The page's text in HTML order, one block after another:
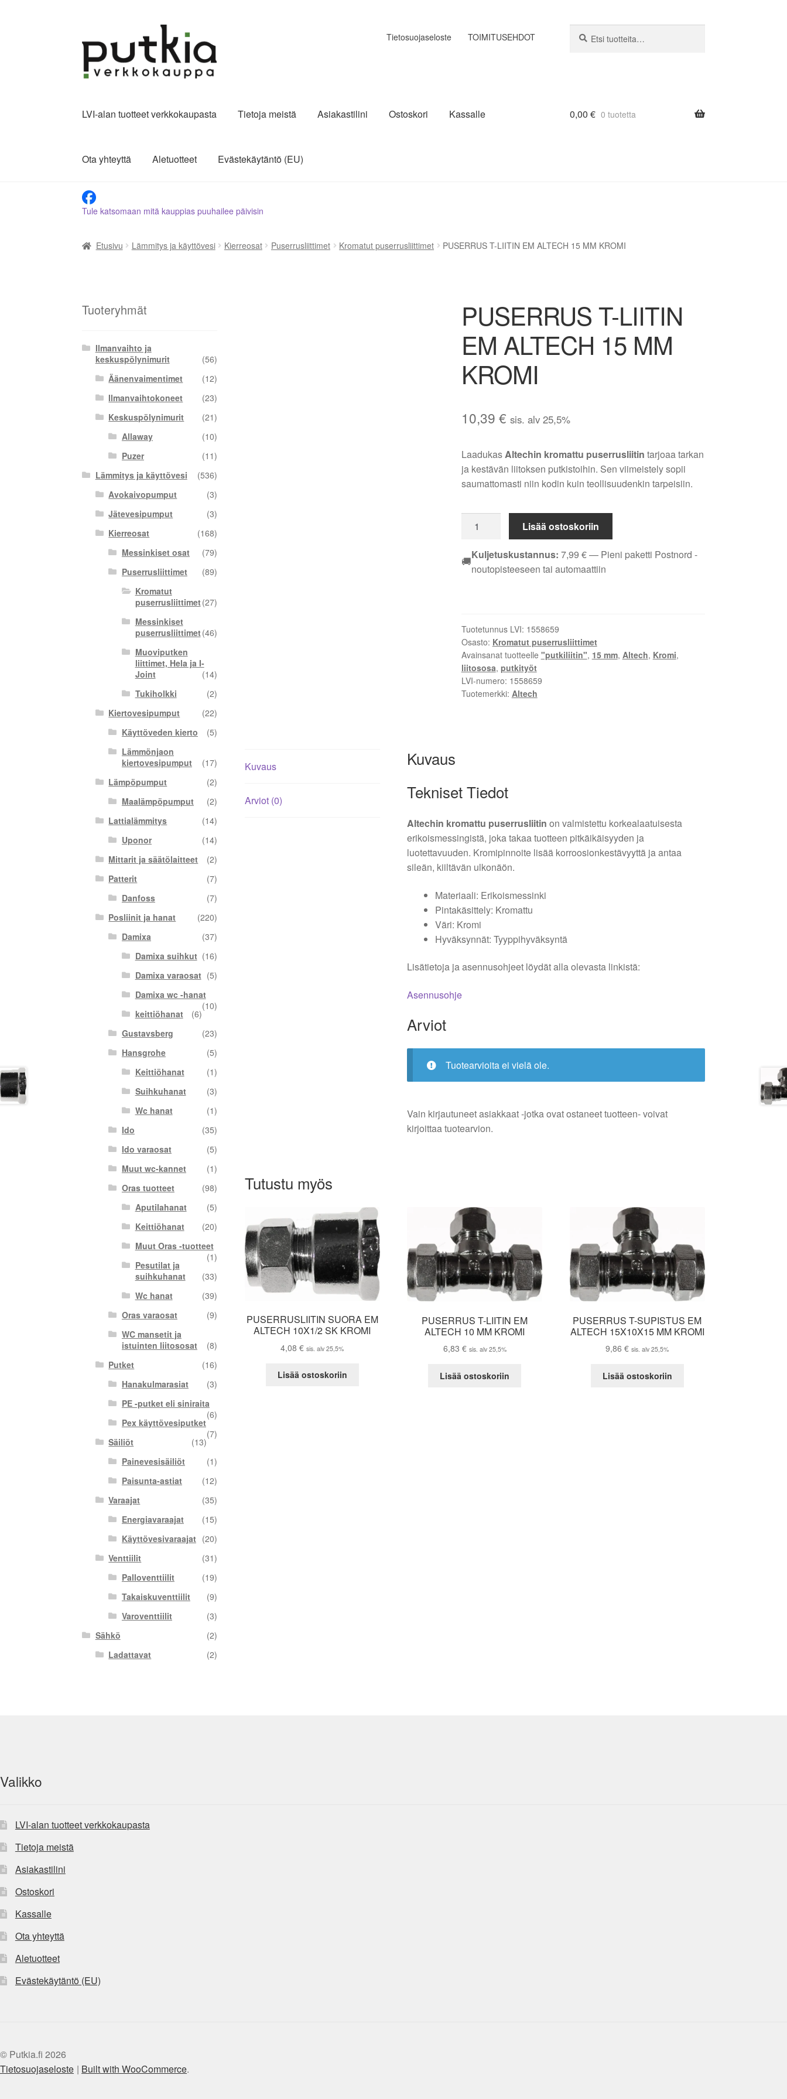
navigointiin
sisältöön
Tietosuojaseloste TOIMITUSEHDOT
LVI-alan tuotteet verkkokaupasta Tietoja meistä Asiakastilini Ostoskori Kassalle
Ota yhteyttä Aletuotteet Evästekäytäntö (EU)
0,00 € 0 tuotetta
Tule katsomaan mitä kauppias puuhailee päivisin
Etusivu Lämmitys ja käyttövesi Kierreosat Puserrusliittimet Kromatut puserrusliittimet PUSERRUS T-LIITIN EM ALTECH 15 MM KROMI
PUSERRUS T-LIITIN
EM ALTECH 15 MM
KROMI
10,39 € sis. alv 25,5%
LaadukasAltechin kromattu puserrusliitin tarjoaa tarkan
ja kestävän liitoksen putkistoihin. Sen viimeistely sopii
saumattomasti niin kodin kuin teollisuudenkin tarpeisiin.
LIITIN
EM
ALTECH
määrä
Lisää ostoskoriin
🚚Kuljetuskustannus: 7,99 €— Pieni paketti Postnord -
noutopisteeseen tai automaattiin
Tuotetunnus LVI: 1558659
Osasto: Kromatut puserrusliittimet
Avainsanat tuotteelle "putkiliitin", 15 mm, Altech, Kromi,
liitososa, putkityöt
LVI-numero: 1558659
Tuotemerkki: Altech
Kuvaus
Arviot (0)
Kuvaus
Tekniset Tiedot
Altechin kromattu puserrusliitin on valmistettu korkealaatuisesta
erikoismessingistä, joka takaa tuotteen pitkäikäisyyden ja
luotettavuuden. Kromipinnoite lisää korroosionkestävyyttä ja antaa
sileän, kiiltävän ulkonäön.
Materiaali: Erikoismessinki
Pintakäsittely: Kromattu
Väri: Kromi
Hyväksynnät: Tyyppihyväksyntä
Lisätietoja ja asennusohjeet löydät alla olevasta linkistä:
Asennusohje
Arviot
Tuotearvioita ei vielä ole.
Vain kirjautuneet asiakkaat -jotka ovat ostaneet tuotteen- voivat
kirjoittaa tuotearvion.
Tutustu myös
PUSERRUSLIITIN SUORA EM
ALTECH 10X1/2 SK KROMI
4,08€ sis. alv 25,5%
Lisää ostoskoriin
PUSERRUS T-LIITIN EM
ALTECH 10 MM KROMI
6,83 € sis. alv 25,5%
Lisää ostoskoriin
PUSERRUS T-SUPISTUS EM
ALTECH 15X10X15 MM KROMI
9,86€ sis. alv 25,5%
Lisää ostoskoriin
Tuoteryhmät
Ilmanvaihto ja
keskuspölynimurit
(56)
Äänenvaimentimet
(12)
Ilmanvaihtokoneet
(23)
Keskuspölynimurit
(21)
Allaway
(10)
Puzer
(11)
Lämmitys ja käyttövesi
(536)
Avokaivopumput
(3)
Jätevesipumput
(3)
Kierreosat
(168)
Messinkiset osat
(79)
Puserrusliittimet
(89)
Kromatut
puserrusliittimet(27)
Messinkiset
puserrusliittimet(46)
Muoviputken
liittimet, Hela ja I-
Joint
(14)
Tukiholkki
(2)
Kiertovesipumput
(22)
Käyttöveden kierto
(5)
Lämmönjaon
kiertovesipumput
(17)
Lämpöpumput
(2)
Maalämpöpumput
(2)
Lattialämmitys
(14)
Uponor
(14)
Mittarit ja säätölaitteet
(2)
Patterit
(7)
Danfoss
(7)
Posliinit ja hanat
(220)
Damixa
(37)
Damixa suihkut (16)
Damixa varaosat (5)
Damixa wc -hanat
(10)
keittiöhanat
(6)
Gustavsberg
(23)
Hansgrohe
(5)
Keittiöhanat
(1)
Suihkuhanat
(3)
Wc hanat
(1)
Ido
(35)
Ido varaosat
(5)
Muut wc-kannet
(1)
Oras tuotteet
(98)
Aputilahanat
(5)
Keittiöhanat
(20)
Muut Oras -tuotteet
(1)
Pesutilat ja
suihkuhanat
(33)
Wc hanat
(39)
Oras varaosat
(9)
WC mansetit ja
istuinten liitososat
(8)
Putket
(16)
Hanakulmarasiat
(3)
PE -putket eli siniraita
(6)
Pex käyttövesiputket
(7)
Säiliöt
(13)
Painevesisäiliöt
(1)
Paisunta-astiat
(12)
Varaajat
(35)
Energiavaraajat
(15)
Käyttövesivaraajat (20)
Venttiilit
(31)
Palloventtiilit
(19)
Takaiskuventtiilit
(9)
Varoventtiilit
(3)
Sähkö
(2)
Ladattavat
(2)
Valikko
LVI-alan tuotteet verkkokaupasta
Tietoja meistä
Asiakastilini
Ostoskori
Kassalle
Ota yhteyttä
Aletuotteet
Evästekäytäntö (EU)
© Putkia.fi 2026
Tietosuojaseloste
Built with WooCommerce.